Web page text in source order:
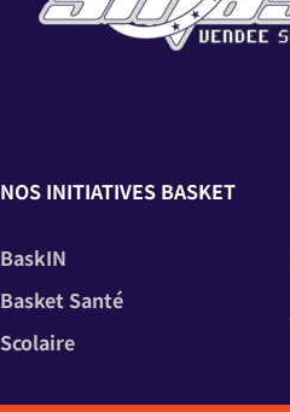
NOS INITIATIVES BASKET
BaskIN
Basket Santé
Scolaire